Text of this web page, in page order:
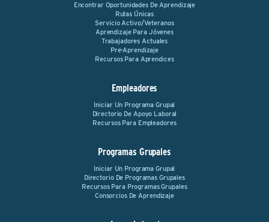
Encontrar Oportunidades De Aprendizaje
Rutas Únicas
Servicio Activo/Veteranos
Aprendizaje Para Jóvenes
Trabajadores Actuales
Pre-Aprendizaje
Recursos Para Aprendices
Empleadores
Iniciar Un Programa Grupal
Directorio De Apoyo Laboral
Recursos Para Empleadores
Programas Grupales
Iniciar Un Programa Grupal
Directorio De Programas Grupales
Recursos Para Programas Grupales
Consorcios De Aprendizaje